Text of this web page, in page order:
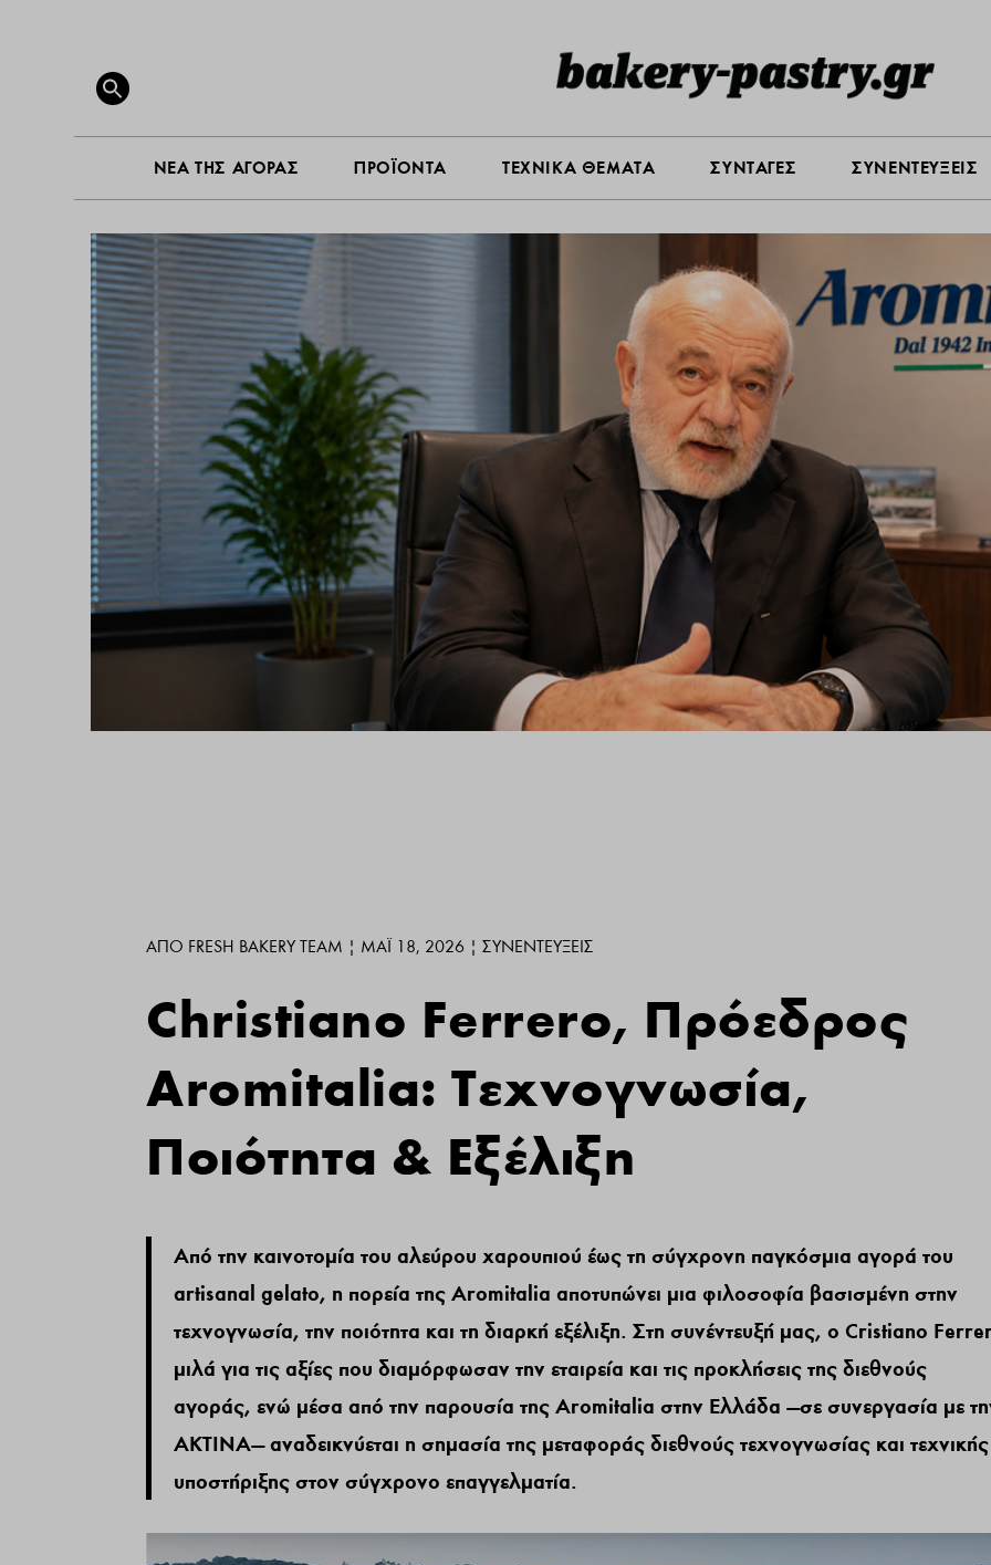
Search
for:
SEARCH BUTTON
ΝΕΑ ΤΗΣ ΑΓΟΡΑΣ ΠΡΟΪΟΝΤΑ ΤΕΧΝΙΚΑ ΘΕΜΑΤΑ ΣΥΝΤΑΓΕΣ ΣΥΝΕΝΤΕΥΞΕΙΣ
ΑΠΌ FRESH BAKERY TEAM | ΜΆΙ 18, 2026 | ΣΥΝΕΝΤΕΎΞΕΙΣ
Christiano Ferrero, Πρόεδρος
Aromitalia: Τεχνογνωσία,
Ποιότητα & Εξέλιξη
Από την καινοτομία του αλεύρου χαρουπιού έως τη σύγχρονη παγκόσμια αγορά του
artisanal gelato, η πορεία της Aromitalia αποτυπώνει μια φιλοσοφία βασισμένη στην
τεχνογνωσία, την ποιότητα και τη διαρκή εξέλιξη. Στη συνέντευξή μας, ο Cristiano
μιλά για τις αξίες που διαμόρφωσαν την εταιρεία και τις προκλήσεις της διεθνούς
αγοράς, ενώ μέσα από την παρουσία της Aromitalia στην Ελλάδα —σε συνεργασία με
ΑΚΤΙΝΑ— αναδεικνύεται η σημασία της μεταφοράς διεθνούς τεχνογνωσίας και τεχνικής
υποστήριξης στον σύγχρονο επαγγελματία.